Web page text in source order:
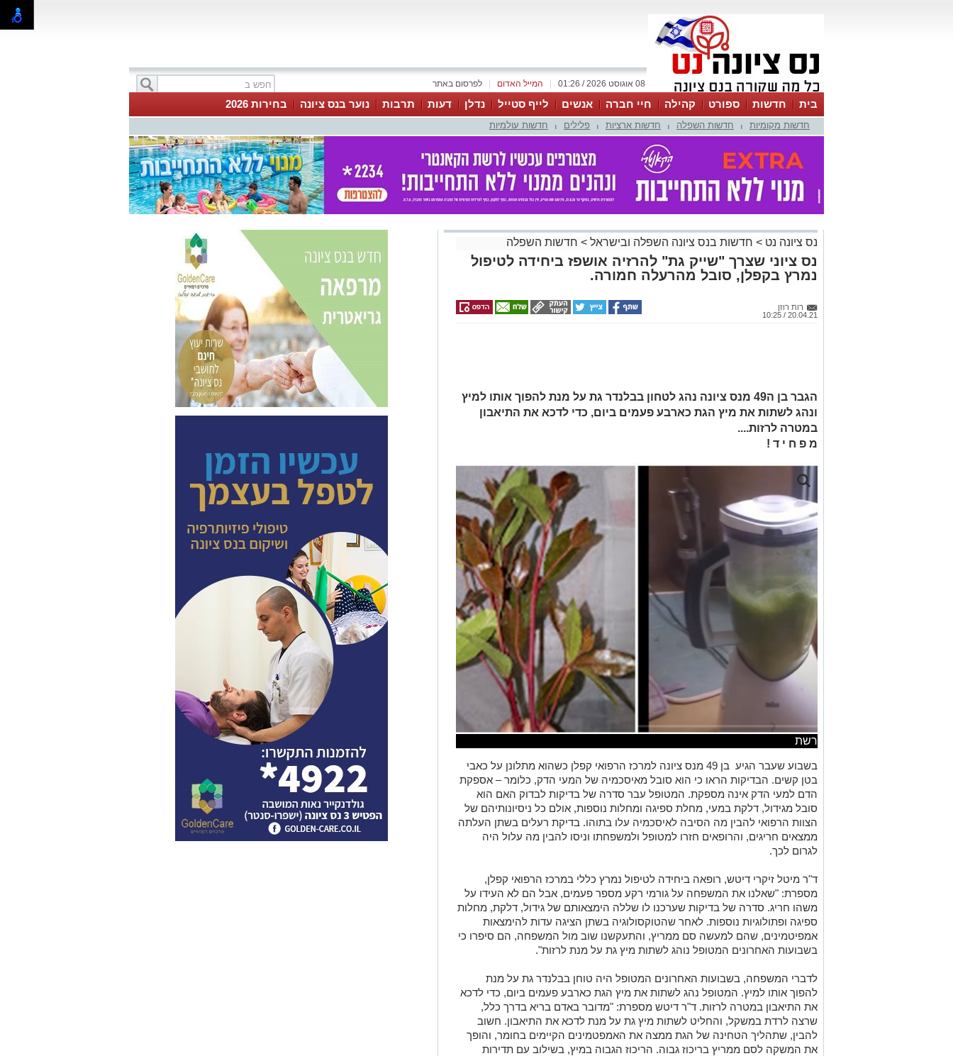
לפרסום באתר המייל האדום 08 אוגוסט 2026 / 01:26
בית חדשות ספורט קהילה חיי חברה אנשים לייף סטייל נדלן דעות תרבות נוער בנס ציונה בחירות 2026
חדשות מקומיות חדשות השפלה חדשות ארציות פלילים חדשות עולמיות
נס ציונה נט > חדשות בנס ציונה השפלה ובישראל > חדשות השפלה
נס ציוני שצרך "שייק גת" להרזיה אושפז ביחידה לטיפול
נמרץ בקפלן, סובל מהרעלה חמורה.
רות רוזן
20.04.21 / 10:25
הגבר בן ה49 מנס ציונה נהג לטחון בבלנדר גת על מנת להפוך אותו למיץ
ונהג לשתות את מיץ הגת כארבע פעמים ביום, כדי לדכא את התיאבון
במטרה לרזות....
מ פ ח י ד !
רשת
בשבוע שעבר הגיע בן 49 מנס ציונה למרכז הרפואי קפלן כשהוא מתלונן על כאבי
בטן קשים. הבדיקות הראו כי הוא סובל מאיסכמיה של המעי הדק, כלומר – אספקת
הדם למעי הדק אינה מספקת. המטופל עבר סדרה של בדיקות לבדוק האם הוא
סובל מגידול, דלקת במעי, מחלת ספיגה ומחלות נוספות, אולם כל ניסיונותיהם של
הצוות הרפואי להבין מה הסיבה לאיסכמיה עלו בתוהו. בדיקת רעלים בשתן העלתה
ממצאים חריגים, והרופאים חזרו למטופל ולמשפחתו וניסו להבין מה עלול היה
לגרום לכך.
ד"ר מיטל זיקרי דיטש, רופאה ביחידה לטיפול נמרץ כללי במרכז הרפואי קפלן,
מספרת: "שאלנו את המשפחה על גורמי רקע מספר פעמים, אבל הם לא העידו על
משהו חריג. סדרה של בדיקות שערכנו לו שללה הימצאותם של גידול, דלקת, מחלות
ספיגה ופתולוגיות נוספות. לאחר שהטוקסולוגיה בשתן הציגה עדות להימצאות
אמפיטמינים, שהם למעשה סם ממריץ, והתעקשנו שוב מול המשפחה, הם סיפרו כי
בשבועות האחרונים המטופל נוהג לשתות מיץ גת על מנת לרזות".
לדברי המשפחה, בשבועות האחרונים המטופל היה טוחן בבלנדר גת על מנת
להפוך אותו למיץ. המטופל נהג לשתות את מיץ הגת כארבע פעמים ביום, כדי לדכא
את התיאבון במטרה לרזות. ד"ר דיטש מספרת: "מדובר באדם בריא בדרך כלל,
שרצה לרדת במשקל, והחליט לשתות מיץ גת על מנת לדכא את התיאבון. חשוב
להבין, שתהליך הטחינה של הגת ממצה את האמפטמינים הקיימים בחומר, והופך
את המשקה לסם ממריץ בריכוז גבוה. הריכוז הגבוה במיץ, בשילוב עם תדירות